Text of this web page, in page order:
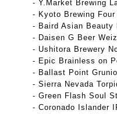
- Y.Market Brewing
- Kyoto Brewing
- Baird Asian Beauty
- Daisen G Beer
- Ushitora Brewery
- Epic Brainless on
- Ballast Point
- Sierra Nevada
- Green Flash Soul
- Coronado Islander